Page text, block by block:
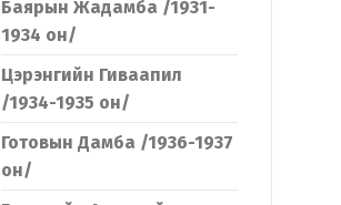
Баярын Жадамба /1931-
1934 он/
Цэрэнгийн Гиваапил
/1934-1935 он/
Готовын Дамба /1936-1937
он/